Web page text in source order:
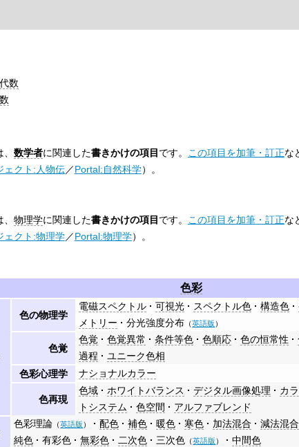
数
数学者に関連した書きかけの項目 です。 この項目を加筆・訂正な
ェクト:人物伝／Portal:自然科学）。
物理学に関連した書きかけの項目 です。 この項目を加筆・訂正な
ェクト:物理学／Portal:物理学）。
色彩
色の物理学
電磁スペクトル 可視光 スペクトル色 構造色
メトリー
分光強度分布 （英語版）
色覚
色覚 色覚異常 条件等色 色順応 色の恒常性
過程
ユニーク色相
色彩心理学
ナショナルカラー
色再現
色域 ホワイトバランス デジタル画像処理
カ
トシステム
色空間 アルファブレンド
色彩理論 （英語版） 配色 補色 暖色 寒色 加法混合 減法混合
純色
有彩色 無彩色 二次色 三次色 （英語版）
中間色